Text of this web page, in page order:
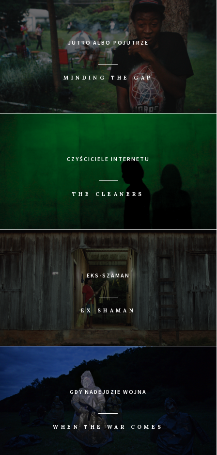
JUTRO ALBO POJUTRZE
MINDING THE GAP
CZYŚCICIELE INTERNETU
THE CLEANERS
EKS-SZAMAN
EX SHAMAN
GDY NADEJDZIE WOJNA
WHEN THE WAR COMES